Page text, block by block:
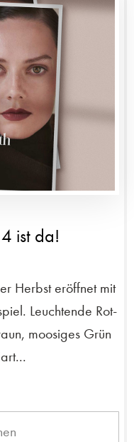
ist da!
Herbst eröffnet mit
Leuchtende Rot-
moosiges Grün